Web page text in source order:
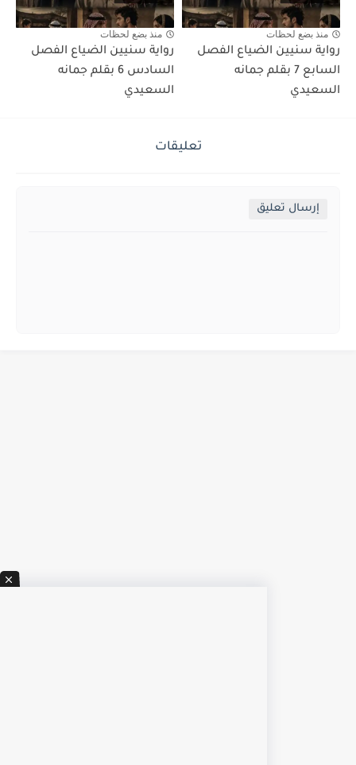
منذ بضع لحظات
رواية سنيين الضياع الفصل
السابع 7 بقلم جمانه
السعيدي
منذ بضع لحظات
رواية سنيين الضياع الفصل
السادس 6 بقلم جمانه
السعيدي
تعليقات
إرسال تعليق